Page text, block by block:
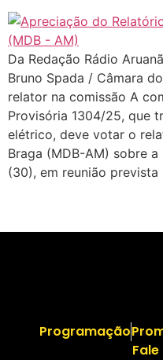
Da Redação Rádio
Bruno Spada / Câmara
relator na comissão A
Provisória 1304/25, que
elétrico, deve votar o
Braga (MDB-AM) sobre
(30), em reunião
Programação